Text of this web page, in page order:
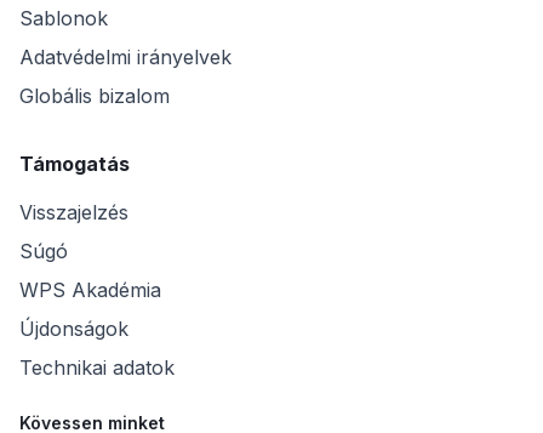
Sablonok
Adatvédelmi irányelvek
Globális bizalom
Támogatás
Visszajelzés
Súgó
WPS Akadémia
Újdonságok
Technikai adatok
Kövessen minket